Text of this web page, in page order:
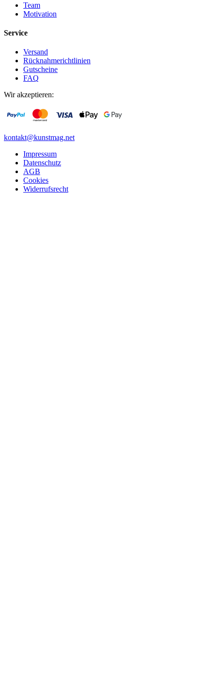
Team
Motivation
Service
Versand
Rücknahmerichtlinien
Gutscheine
FAQ
Wir akzeptieren:
kontakt@kunstmag.net
Impressum
Datenschutz
AGB
Cookies
Widerrufsrecht